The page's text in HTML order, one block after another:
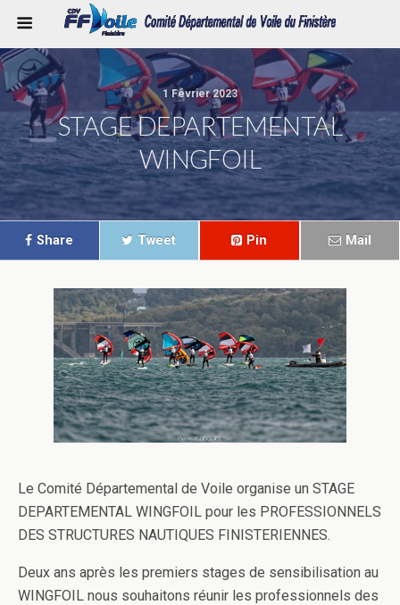
1 Février 2023
STAGE DEPARTEMENTAL
WINGFOIL
Share Tweet Pin Mail
Le Comité Départemental de Voile organise un STAGE
DEPARTEMENTAL WINGFOIL pour les PROFESSIONNELS
DES STRUCTURES NAUTIQUES FINISTERIENNES.
Deux ans après les premiers stages de sensibilisation au
WINGFOIL nous souhaitons réunir les professionnels des